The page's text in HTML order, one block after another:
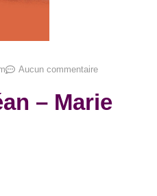
Aucun commentaire
– Marie